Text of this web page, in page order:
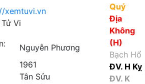
xemtuvi.vn
Vi
Nguyễn Phương
1961
Tân Sửu
Quý
Địa
Không
(H)
Bạch Hổ
ĐV. H Kỵ
ĐV. K